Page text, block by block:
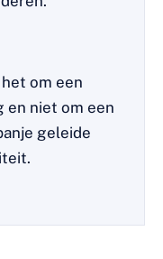
om een
en niet om een
geleide